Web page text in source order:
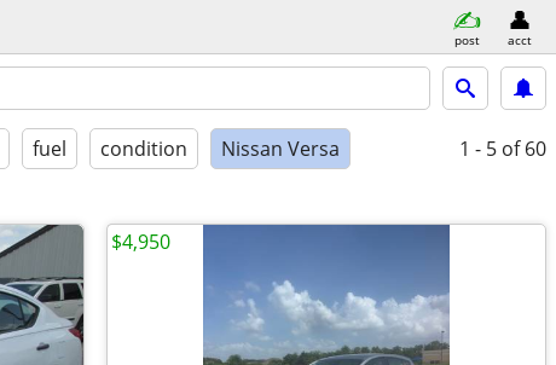
post acct
fuel condition Nissan Versa 1 - 5 of 60
$4,950